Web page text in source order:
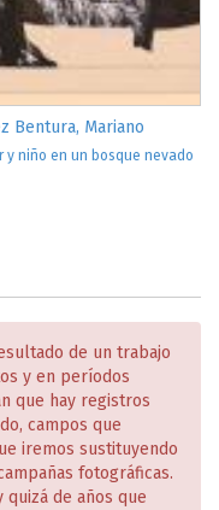
Bentura, Mariano
y niño en un bosque nevado
de un trabajo
y en períodos
que hay registros
campos que
iremos sustituyendo
fotográficas.
de años que